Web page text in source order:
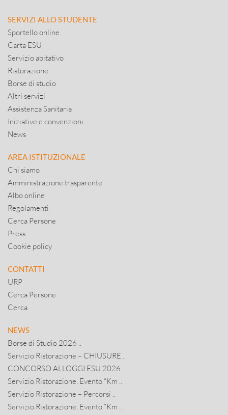
SERVIZI ALLO STUDENTE
Sportello online
Carta ESU
Servizio abitativo
Ristorazione
Borse di studio
Altri servizi
Assistenza Sanitaria
Iniziative e convenzioni
News
AREA ISTITUZIONALE
Chi siamo
Amministrazione trasparente
Albo online
Regolamenti
Cerca Persone
Press
Cookie policy
CONTATTI
URP
Cerca Persone
Cerca
NEWS
Borse di Studio 2026 ..
Servizio Ristorazione – CHIUSURE ..
CONCORSO ALLOGGI ESU 2026 ..
Servizio Ristorazione, Evento “Km ..
Servizio Ristorazione – Percorsi ..
Servizio Ristorazione, Evento “Km ..